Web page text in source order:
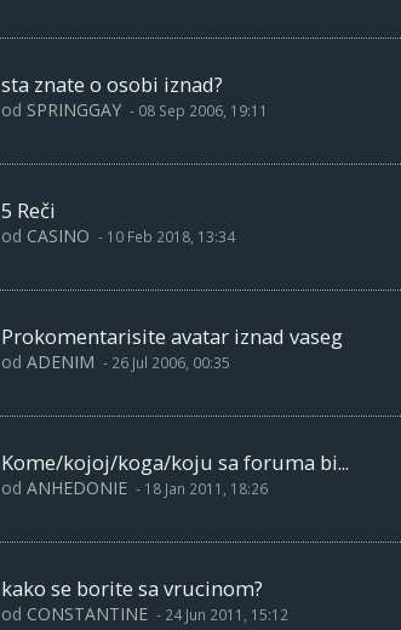
sta znate o osobi iznad?
od SPRINGGAY - 08 Sep 2006, 19:11
5 Reči
od CASINO - 10 Feb 2018, 13:34
Prokomentarisite avatar iznad vaseg
od ADENIM - 26 Jul 2006, 00:35
Kome/kojoj/koga/koju sa foruma bi...
od ANHEDONIE - 18 Jan 2011, 18:26
kako se borite sa vrucinom?
od CONSTANTINE - 24 Jun 2011, 15:12